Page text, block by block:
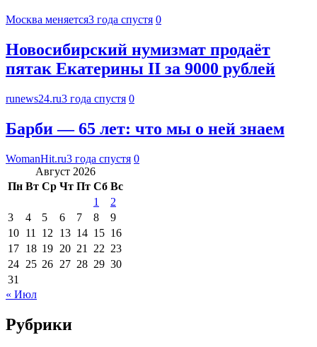
Москва меняется3 года спустя 0
Новосибирский нумизмат продаёт
пятак Екатерины II за 9000 рублей
runews24.ru3 года спустя 0
Барби — 65 лет: что мы о ней знаем
WomanHit.ru3 года спустя 0
Август 2026
Пн Вт Ср Чт Пт Сб Вс
1
2
3
4 5 6 7 8
9
10 11 12 13 14 15 16
17 18 19 20 21 22 23
24 25 26 27 28 29 30
31
« Июл
Рубрики